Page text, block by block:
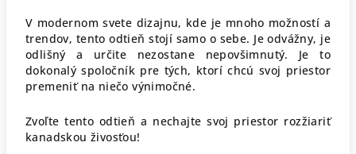
V modernom svete dizajnu, kde je mnoho možností a
trendov, tento odtieň stojí samo o sebe. Je odvážny, je
odlišný a určite nezostane nepovšimnutý. Je to
dokonalý spoločník pre tých, ktorí chcú svoj priestor
premeniť na niečo výnimočné.
Zvoľte tento odtieň a nechajte svoj priestor rozžiariť
kanadskou živosťou!